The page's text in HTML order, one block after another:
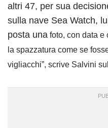
altri 47, per sua
sulla nave Sea Watch,
posta una foto, con data e
la spazzatura come se
vigliacchi”, scrive Salvini